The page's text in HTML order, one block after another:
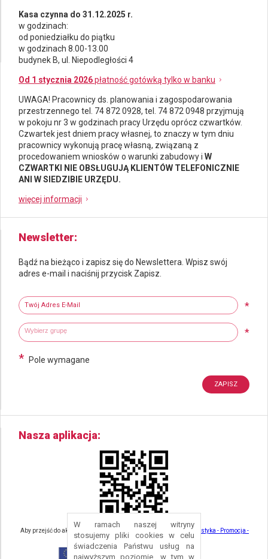
W ramach naszej witryny
stosujemy pliki cookies w celu
świadczenia Państwu usług na
najwyższym poziomie, w tym w
Kasa czynna do 31.12.2025 r.
w godzinach:
od poniedziałku do piątku
w godzinach 8.00-13.00
budynek B, ul. Niepodległości 4
Od 1 stycznia 2026płatność gotówką tylko w banku
UWAGA! Pracownicy ds. planowania i zagospodarowania
przestrzennego tel. 74 872 0928, tel. 74 872 0948 przyjmują
w pokoju nr 3 w godzinach pracy Urzędu oprócz czwartków.
Czwartek jest dniem pracy własnej, to znaczy w tym dniu
pracownicy wykonują pracę własną, związaną z
procedowaniem wniosków o warunki zabudowy i W
CZWARTKI NIE OBSŁUGUJĄ KLIENTÓW TELEFONICZNIE
ANI W SIEDZIBIE URZĘDU.
więcej informacji
Newsletter
Bądź na bieżąco i zapisz się do Newslettera. Wpisz swój
adres e-mail i naciśnij przycisk Zapisz.
Twój adres e-mail
*
Wybierz grupy tematyczne *
Wpisz wyszukiwaną fraze
* Pole wymagane
Nasza aplikacja
Aby przejść do aktualności związanych z turystyką - kliknij tu:
Turystyka - Promocja -
Strefa Turysty - Gmina Nowa Ruda